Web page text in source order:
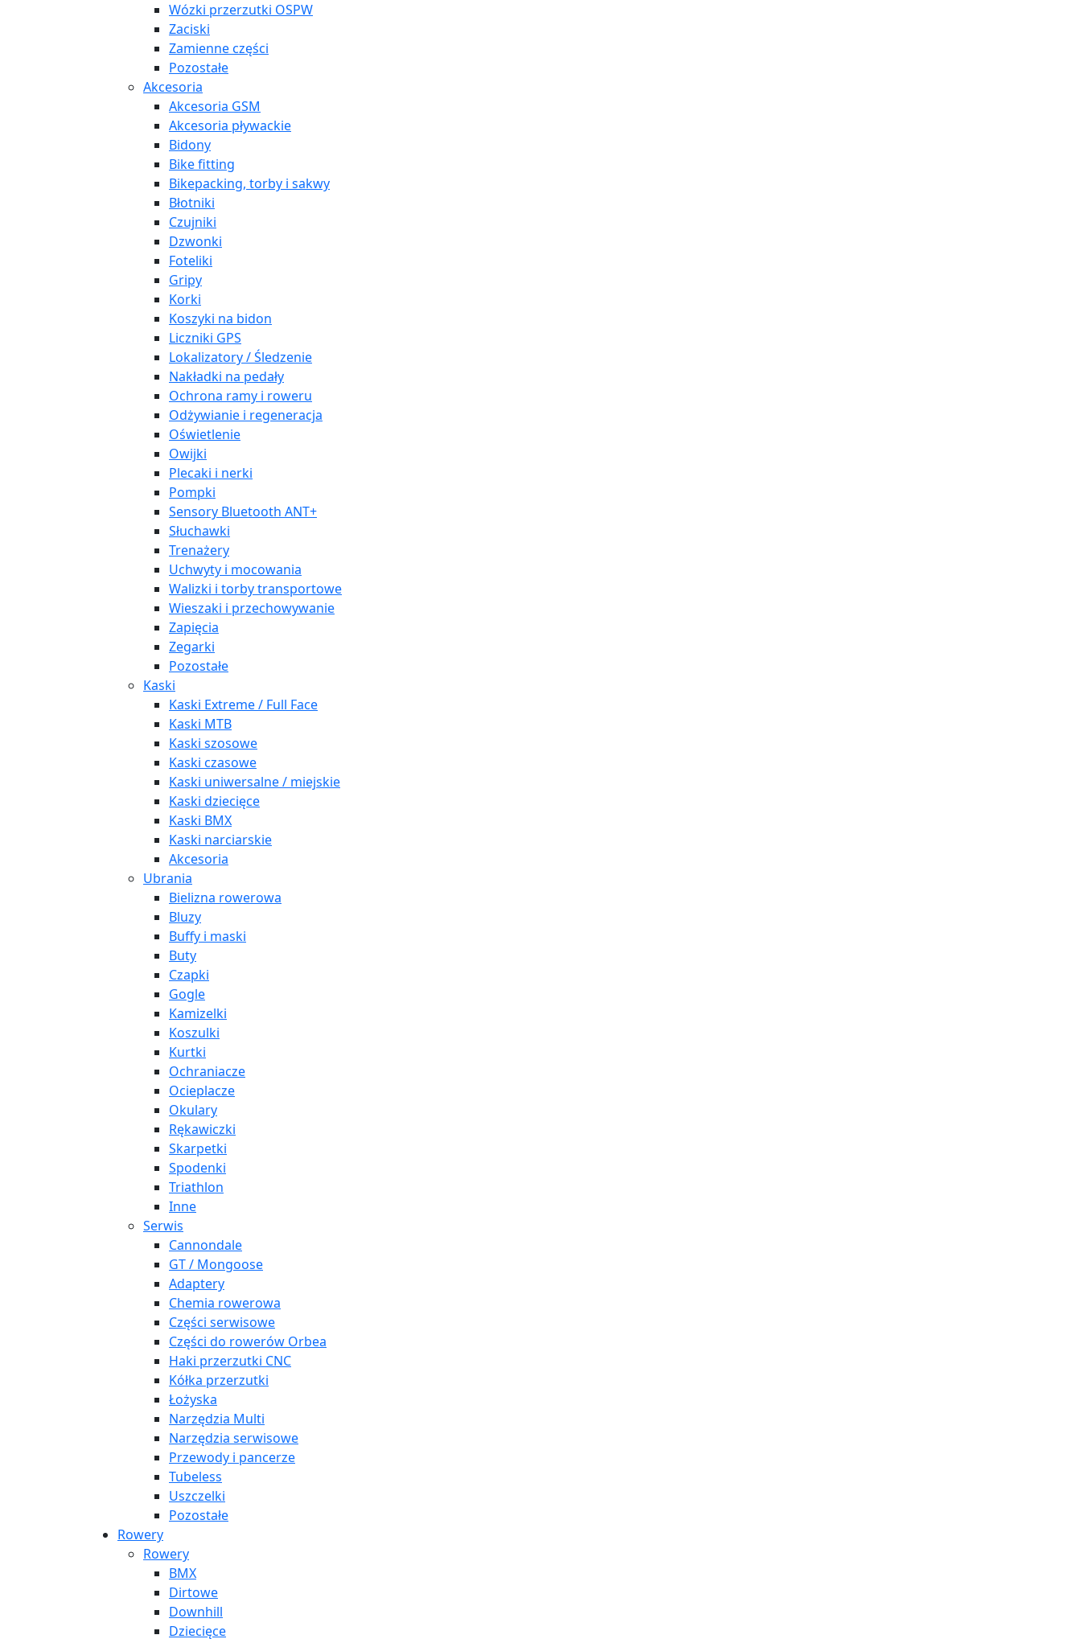
Wózki przerzutki OSPW
Zaciski
Zamienne części
Pozostałe
Akcesoria
Akcesoria GSM
Akcesoria pływackie
Bidony
Bike fitting
Bikepacking, torby i sakwy
Błotniki
Czujniki
Dzwonki
Foteliki
Gripy
Korki
Koszyki na bidon
Liczniki GPS
Lokalizatory / Śledzenie
Nakładki na pedały
Ochrona ramy i roweru
Odżywianie i regeneracja
Oświetlenie
Owijki
Plecaki i nerki
Pompki
Sensory Bluetooth ANT+
Słuchawki
Trenażery
Uchwyty i mocowania
Walizki i torby transportowe
Wieszaki i przechowywanie
Zapięcia
Zegarki
Pozostałe
Kaski
Kaski Extreme / Full Face
Kaski MTB
Kaski szosowe
Kaski czasowe
Kaski uniwersalne / miejskie
Kaski dziecięce
Kaski BMX
Kaski narciarskie
Akcesoria
Ubrania
Bielizna rowerowa
Bluzy
Buffy i maski
Buty
Czapki
Gogle
Kamizelki
Koszulki
Kurtki
Ochraniacze
Ocieplacze
Okulary
Rękawiczki
Skarpetki
Spodenki
Triathlon
Inne
Serwis
Cannondale
GT / Mongoose
Adaptery
Chemia rowerowa
Części serwisowe
Części do rowerów Orbea
Haki przerzutki CNC
Kółka przerzutki
Łożyska
Narzędzia Multi
Narzędzia serwisowe
Przewody i pancerze
Tubeless
Uszczelki
Pozostałe
Rowery
Rowery
BMX
Dirtowe
Downhill
Dziecięce